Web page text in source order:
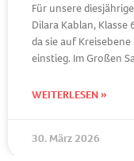
Für unsere
Dilara Kablan, Klasse
da sie auf
einstieg. Im Großen
WEITERLESEN »
30. März 2026